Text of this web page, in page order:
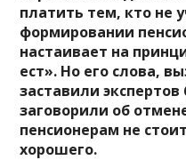
платить тем, кто не
формировании
настаивает на
ест». Но его слова,
заставили
заговорили об
пенсионерам не
хорошего.